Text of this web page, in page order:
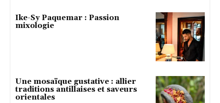
Ike-Sy Paquemar : Passion
mixologie
Une mosaïque gustative : allier
traditions antillaises et saveurs
orientales